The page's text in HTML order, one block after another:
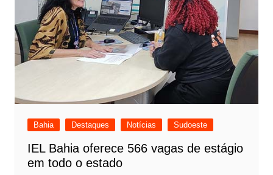
Bahia Destaques Notícias Sudoeste
IEL Bahia oferece 566 vagas de estágio
em todo o estado